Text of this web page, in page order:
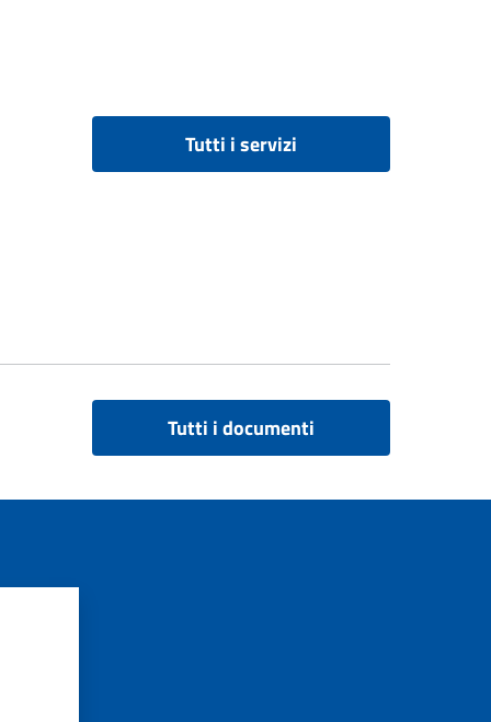
Tutti i servizi
Tutti i documenti